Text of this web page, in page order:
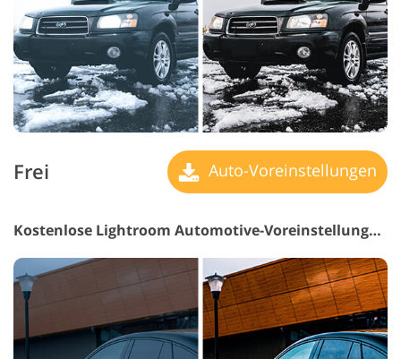
Frei Auto-Voreinstellungen
Kostenlose Lightroom Automotive-Voreinstellungen #29 "Cool"